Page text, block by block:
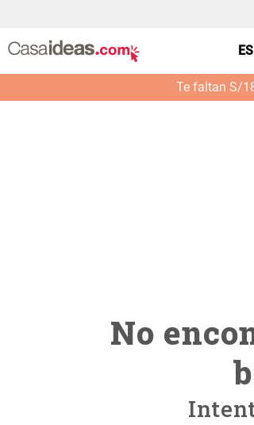
Te faltan S/
No